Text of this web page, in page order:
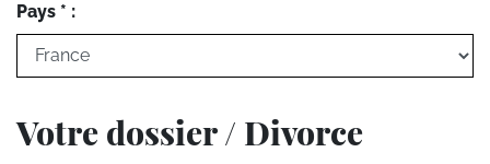
Pays * :
Votre dossier / Divorce